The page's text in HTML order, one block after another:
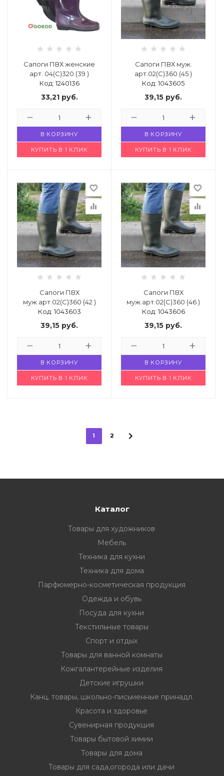
Сапоги ПВХ женские
арт. 04(С)320 (39 )
Код: 1240136
33,21 руб.
В КОРЗИНУ
КУПИТЬ В 1 КЛИК
Сапоги ПВХ муж.
арт.02(С)360 (45 )
Код: 1043605
39,15 руб.
В КОРЗИНУ
КУПИТЬ В 1 КЛИК
favorite_border
equalizer
Сапоги ПВХ
муж.арт.02(С)360 (42 )
Код: 1043603
39,15 руб.
В КОРЗИНУ
КУПИТЬ В 1 КЛИК
favorite_border
equalizer
Сапоги ПВХ
муж.арт.02(С)360 (46 )
Код: 1043606
39,15 руб.
В КОРЗИНУ
КУПИТЬ В 1 КЛИК
1 2
Каталог
Товары для художников
Мебель
Техника для кухни
Техника для дома
Парфюмерно-косметическая продукция
Одежда и обувь
Посуда для кухни
Текстильные товары
Спорт и отдых
Товары для ванной комнаты
Кожгалантерейные изделия
Детские игрушки
Канц. товары, школьно-письменные принадл.
Красота и здоровье
Сувенирная продукция
Товары бытовой химии
Товары для дома
Товары для сада,огорода или дачи